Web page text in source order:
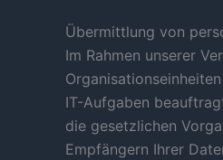
Übermittlung von
Im Rahmen unserer
IT-Aufgaben
die gesetzlichen
Empfängern Ihrer